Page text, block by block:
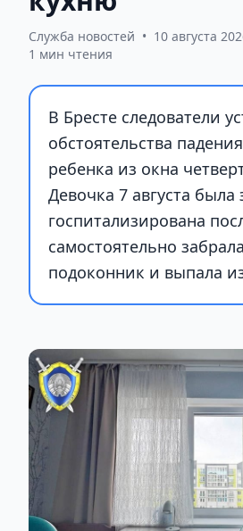
Служба новостей • 10 августа
1 мин чтения
В Бресте следователи
обстоятельства
ребенка из окна
Девочка 7 августа была
госпитализирована
самостоятельно
подоконник и выпала